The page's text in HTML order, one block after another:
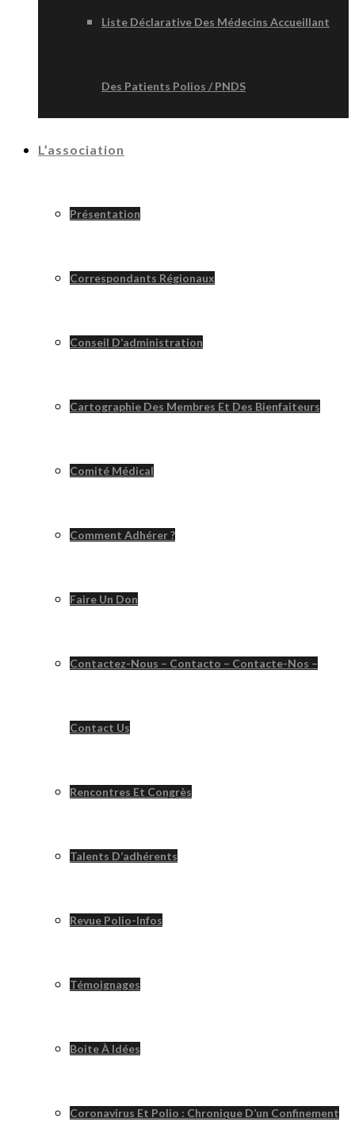
Liste Déclarative Des Médecins Accueillant
Des Patients Polios / PNDS
L’association
Présentation
Correspondants Régionaux
Conseil D’administration
Cartographie Des Membres Et Des Bienfaiteurs
Comité Médical
Comment Adhérer ?
Faire Un Don
Contactez-Nous – Contacto – Contacte-Nos –
Contact Us
Rencontres Et Congrès
Talents D’adhérents
Revue Polio-Infos
Témoignages
Boite À Idées
Coronavirus Et Polio : Chronique D’un Confinement